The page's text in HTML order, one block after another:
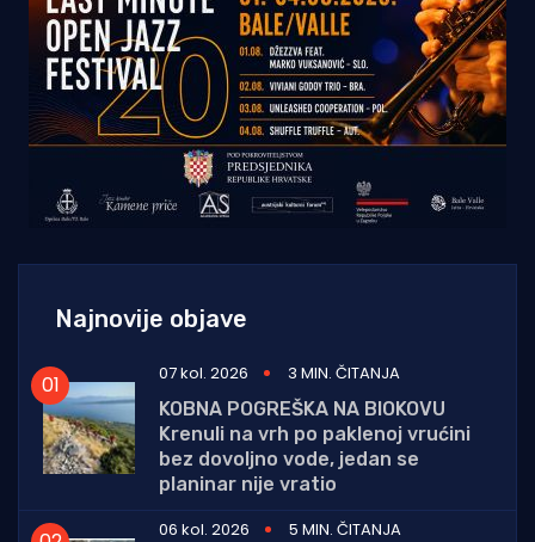
Najnovije objave
07 kol. 2026
3 MIN. ČITANJA
KOBNA POGREŠKA NA BIOKOVU
Krenuli na vrh po paklenoj vrućini
bez dovoljno vode, jedan se
planinar nije vratio
06 kol. 2026
5 MIN. ČITANJA